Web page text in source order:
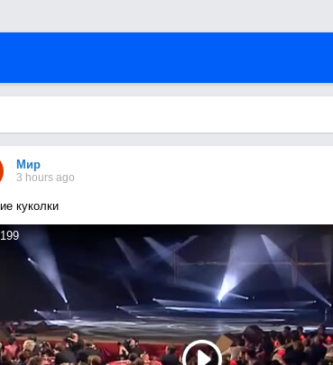
Мир
3 hours ago
куколки
199